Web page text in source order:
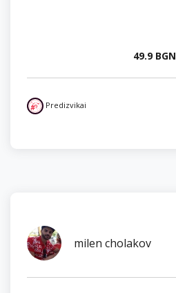
49.9 BGN
Predizvikai
milen cholakov